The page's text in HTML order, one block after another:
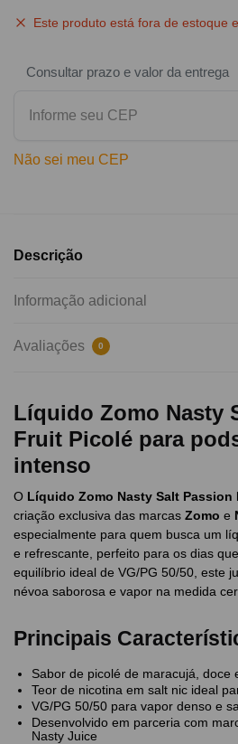
Este produto está fora de estoque
Consultar prazo e valor da entrega
Não sei meu CEP
Descrição
Informação adicional
Avaliações 0
Líquido Zomo Nasty
Fruit Picolé para
intenso
O Líquido Zomo Nasty Salt Passion
criação exclusiva das marcas Zomo e
especialmente para quem busca um
e refrescante, perfeito para os dias
equilíbrio ideal de VG/PG 50/50, este
névoa saborosa e vapor na medida
Principais
Sabor de picolé de maracujá, doce
Teor de nicotina em salt nic ideal
VG/PG 50/50 para vapor denso e
Desenvolvido em parceria com
Nasty Juice